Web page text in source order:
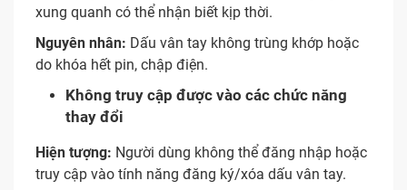
xung quanh có thể nhận biết kịp thời.
Nguyên nhân: Dấu vân tay không trùng khớp hoặc
do khóa hết pin, chập điện.
Không truy cập được vào các chức năng
thay đổi
Hiện tượng: Người dùng không thể đăng nhập hoặc
truy cập vào tính năng đăng ký/xóa dấu vân tay.